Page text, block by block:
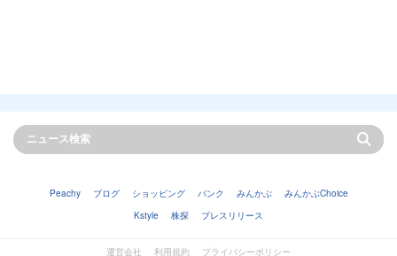
Peachy ブログ ショッピング バンク みんかぶ
みんかぶChoice
Kstyle
株探 プレスリリース
運営会社 利用規約 プライバシーポリシー